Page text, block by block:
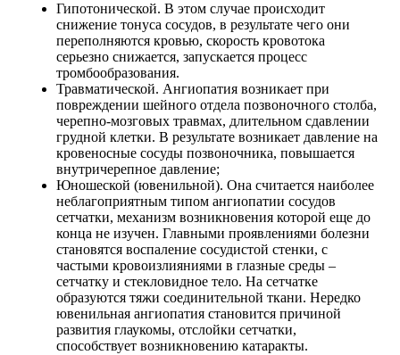
Гипотонической. В этом случае происходит
снижение тонуса сосудов, в результате чего они
переполняются кровью, скорость кровотока
серьезно снижается, запускается процесс
тромбообразования.
Травматической. Ангиопатия возникает при
повреждении шейного отдела позвоночного столба,
черепно-мозговых травмах, длительном сдавлении
грудной клетки. В результате возникает давление на
кровеносные сосуды позвоночника, повышается
внутричерепное давление;
Юношеской (ювенильной). Она считается наиболее
неблагоприятным типом ангиопатии сосудов
сетчатки, механизм возникновения которой еще до
конца не изучен. Главными проявлениями болезни
становятся воспаление сосудистой стенки, с
частыми кровоизлияниями в глазные среды –
сетчатку и стекловидное тело. На сетчатке
образуются тяжи соединительной ткани. Нередко
ювенильная ангиопатия становится причиной
развития глаукомы, отслойки сетчатки,
способствует возникновению катаракты.